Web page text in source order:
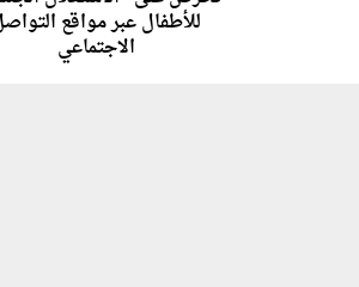
للأطفال عبر مواقع
الاجتماعي